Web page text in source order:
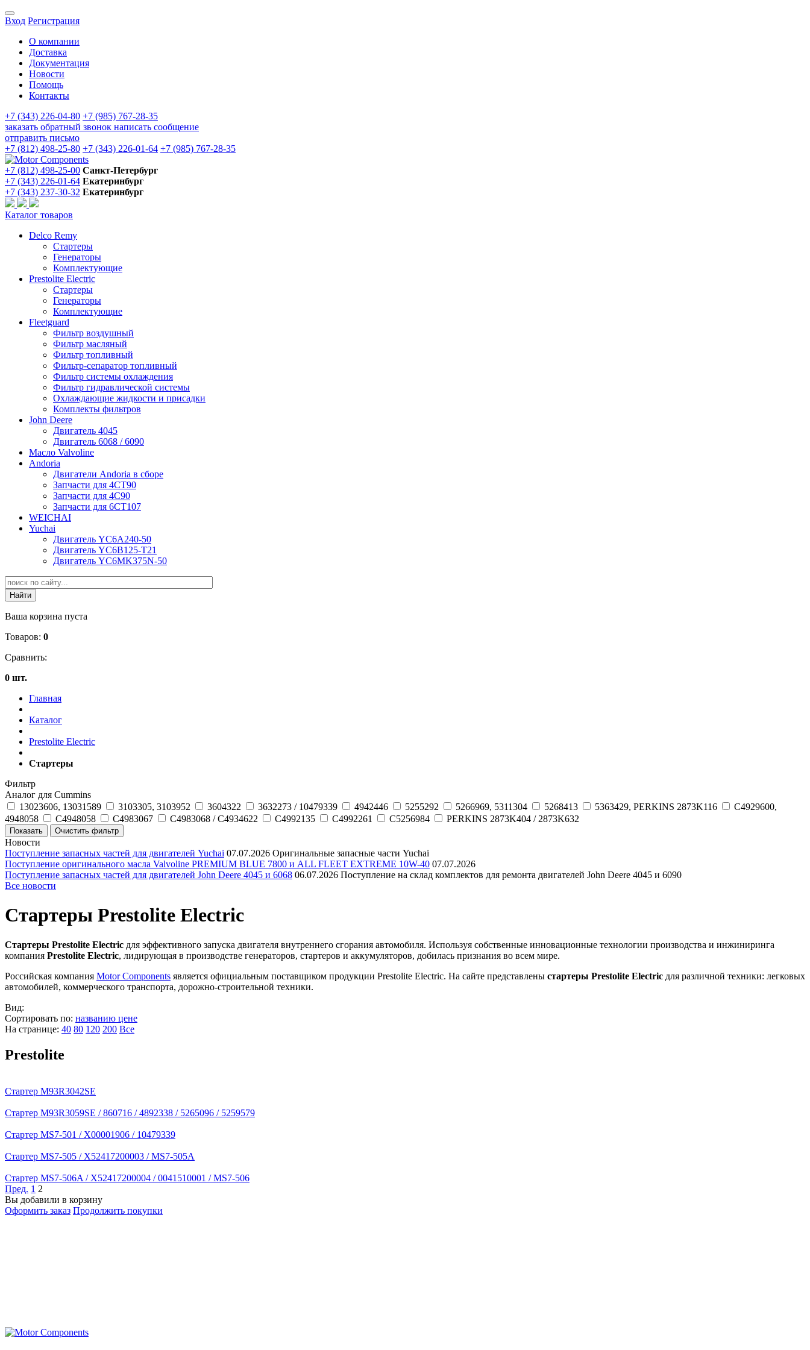
Вход Регистрация
О компании
Доставка
Документация
Новости
Помощь
Контакты
+7 (343) 226-04-80 +7 (985) 767-28-35
заказать обратный звонок написать сообщение
отправить письмо
+7 (812) 498-25-80 +7 (343) 226-01-64 +7 (985) 767-28-35
+7 (812) 498-25-00 Санкт-Петербург
+7 (343) 226-01-64 Екатеринбург
+7 (343) 237-30-32 Екатеринбург
Каталог товаров
Delco Remy
Стартеры
Генераторы
Комплектующие
Prestolite Electric
Стартеры
Генераторы
Комплектующие
Fleetguard
Фильтр воздушный
Фильтр масляный
Фильтр топливный
Фильтр-сепаратор топливный
Фильтр системы охлаждения
Фильтр гидравлической системы
Охлаждающие жидкости и присадки
Комплекты фильтров
John Deere
Двигатель 4045
Двигатель 6068 / 6090
Масло Valvoline
Andoria
Двигатели Andoria в сборе
Запчасти для 4CT90
Запчасти для 4С90
Запчасти для 6CT107
WEICHAI
Yuchai
Двигатель YC6A240-50
Двигатель YC6B125-T21
Двигатель YC6MK375N-50
Ваша корзина пуста
Товаров: 0
Сравнить:
0 шт.
Главная
Каталог
Prestolite Electric
Стартеры
Фильтр
Аналог для Cummins
13023606, 13031589
3103305, 3103952 3604322 3632273 / 10479339 4942446 5255292 5266969, 5311304 5268413 5363429, PERKINS 2873K116
C4929600,
4948058
C4948058 C4983067 C4983068 / C4934622 C4992135 C4992261 C5256984 PERKINS 2873K404 / 2873K632
Новости
Поступление запасных частей для двигателей Yuchai 07.07.2026 Оригинальные запасные части Yuchai
Поступление оригинального масла Valvoline PREMIUM BLUE 7800 и ALL FLEET EXTREME 10W-40 07.07.2026
Поступление запасных частей для двигателей John Deere 4045 и 6068 06.07.2026 Поступление на склад комплектов для ремонта двигателей John Deere 4045 и 6090
Все новости
Стартеры Prestolite Electric
Стартеры Prestolite Electric для эффективного запуска двигателя внутреннего сгорания автомобиля. Используя собственные инновационные технологии производства и инжиниринга
компания Prestolite Electric, лидирующая в производстве генераторов, стартеров и аккумуляторов, добилась признания во всем мире.
Российская компания Motor Components является официальным поставщиком продукции Prestolite Electric. На сайте представлены стартеры Prestolite Electric для различной техники: легковых
автомобилей, коммерческого транспорта, дорожно-строительной техники.
Вид:
Сортировать по: названию цене
На странице: 40 80 120 200 Все
Prestolite
Стартер M93R3042SE
Стартер M93R3059SE / 860716 / 4892338 / 5265096 / 5259579
Стартер MS7-501 / X00001906 / 10479339
Стартер MS7-505 / X52417200003 / MS7-505A
Стартер MS7-506A / X52417200004 / 0041510001 / MS7-506
Пред. 1 2
Вы добавили в корзину
Оформить заказ Продолжить покупки